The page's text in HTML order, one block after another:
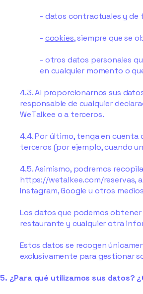
- datos contractuales y de
- cookies, siempre que se
- otros datos personales
en cualquier momento o
4.3. Al proporcionarnos sus
responsable de cualquier
WeTalkee o a terceros.
4.4. Por último, tenga en
terceros (por ejemplo, cuando
4.5. Asimismo, podremos
https://wetalkee.com/reservas,
Instagram, Google u otros
Los datos que podemos
restaurante y cualquier otra
Estos datos se recogen
exclusivamente para gestionar
5. ¿Para qué utilizamos sus datos?